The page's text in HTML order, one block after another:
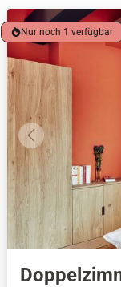
Nur noch 1 verfügbar